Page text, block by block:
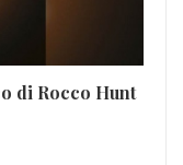
di Rocco Hunt